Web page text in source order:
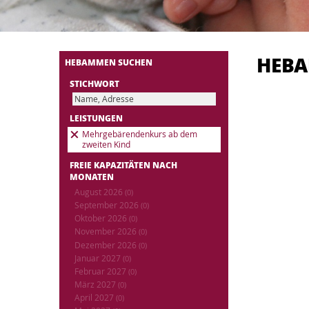
HEBAMMEN SUCHEN
STICHWORT
LEISTUNGEN
Mehrgebärendenkurs ab dem
zweiten Kind
FREIE KAPAZITÄTEN NACH
MONATEN
August 2026 (0)
September 2026 (0)
Oktober 2026 (0)
November 2026 (0)
Dezember 2026 (0)
Januar 2027 (0)
Februar 2027 (0)
März 2027 (0)
April 2027 (0)